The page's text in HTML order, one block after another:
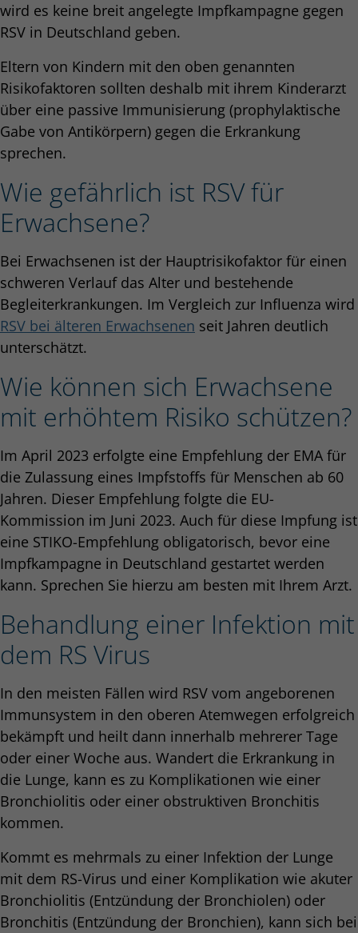
wird es keine breit angelegte Impfkampagne gegen
RSV in Deutschland geben.
Eltern von Kindern mit den oben genannten
Risikofaktoren sollten deshalb mit ihrem Kinderarzt
über eine passive Immunisierung (prophylaktische
Gabe von Antikörpern) gegen die Erkrankung
sprechen.
Wie gefährlich ist RSV für
Erwachsene?
Bei Erwachsenen ist der Hauptrisikofaktor für einen
schweren Verlauf das Alter und bestehende
Begleiterkrankungen. Im Vergleich zur Influenza wird
RSV bei älteren Erwachsenen seit Jahren deutlich
unterschätzt.
Wie können sich Erwachsene
mit erhöhtem Risiko schützen?
Im April 2023 erfolgte eine Empfehlung der EMA für
die Zulassung eines Impfstoffs für Menschen ab 60
Jahren. Dieser Empfehlung folgte die EU-
Kommission im Juni 2023. Auch für diese Impfung ist
eine STIKO-Empfehlung obligatorisch, bevor eine
Impfkampagne in Deutschland gestartet werden
kann. Sprechen Sie hierzu am besten mit Ihrem Arzt.
Behandlung einer Infektion mit
dem RS Virus
In den meisten Fällen wird RSV vom angeborenen
Immunsystem in den oberen Atemwegen erfolgreich
bekämpft und heilt dann innerhalb mehrerer Tage
oder einer Woche aus. Wandert die Erkrankung in
die Lunge, kann es zu Komplikationen wie einer
Bronchiolitis oder einer obstruktiven Bronchitis
kommen.
Kommt es mehrmals zu einer Infektion der Lunge
mit dem RS-Virus und einer Komplikation wie akuter
Bronchiolitis (Entzündung der Bronchiolen) oder
Bronchitis (Entzündung der Bronchien), kann sich bei